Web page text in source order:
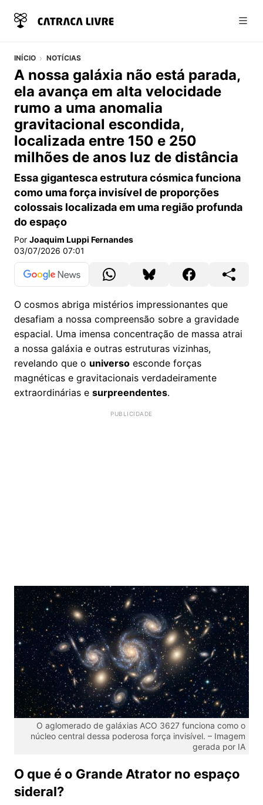
INÍCIO NOTÍCIAS
A nossa galáxia não está parada,
ela avança em alta velocidade
rumo a uma anomalia
gravitacional escondida,
localizada entre 150 e 250
milhões de anos luz de distância
Essa gigantesca estrutura cósmica funciona
como uma força invisível de proporções
colossais localizada em uma região profunda
do espaço
Por Joaquim Luppi Fernandes
03/07/2026 07:01
O cosmos abriga mistérios impressionantes que
desafiam a nossa compreensão sobre a gravidade
espacial. Uma imensa concentração de massa atrai
a nossa galáxia e outras estruturas vizinhas,
revelando que o universo esconde forças
magnéticas e gravitacionais verdadeiramente
extraordinárias e surpreendentes.
O aglomerado de galáxias ACO 3627 funciona como o
núcleo central dessa poderosa força invisível. – Imagem
gerada por IA
O que é o Grande Atrator no espaço
sideral?